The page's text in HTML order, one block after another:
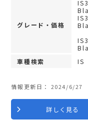
グレード・価格
車種検索
IS
情報更新日： 2024/6/27
詳しく見る